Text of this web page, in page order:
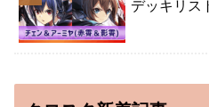
デッキリス